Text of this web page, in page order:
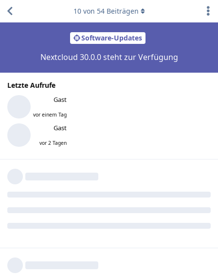
Software-Updates
Nextcloud 30.0.0 steht zur Verfügung
Letzte Aufrufe
Gast
vor einem Tag
Gast
vor 2 Tagen
10von 54Beiträgen